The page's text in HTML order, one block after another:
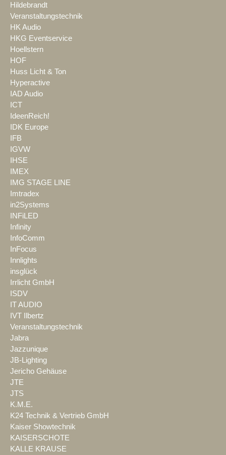
Hildebrandt
Veranstaltungstechnik
HK Audio
HKG Eventservice
Hoellstern
HOF
Huss Licht & Ton
Hyperactive
IAD Audio
ICT
IdeenReich!
IDK Europe
IFB
IGVW
IHSE
IMEX
IMG STAGE LINE
Imtradex
in2Systems
INFiLED
Infinity
InfoComm
InFocus
Innlights
insglück
Irrlicht GmbH
ISDV
IT AUDIO
IVT Ilbertz
Veranstaltungstechnik
Jabra
Jazzunique
JB-Lighting
Jericho Gehäuse
JTE
JTS
K.M.E.
K24 Technik & Vertrieb GmbH
Kaiser Showtechnik
KAISERSCHOTE
KALLE KRAUSE